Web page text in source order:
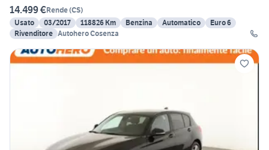
14.499 €Rende(CS)
Usato
03/2017 118826 Km Benzina Automatico
Euro 6
Rivenditore Autohero Cosenza